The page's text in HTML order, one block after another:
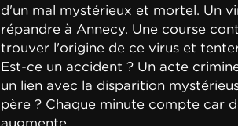
d'un mal mystérieux et mortel. Un
répandre à Annecy. Une course
trouver l'origine de ce virus et
Est-ce un accident ? Un acte
un lien avec la disparition
père ? Chaque minute compte car
augmente...